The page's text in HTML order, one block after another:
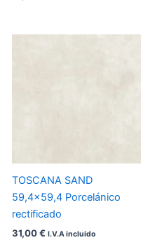
TOSCANA SAND
59,4×59,4 Porcelánico
rectificado
31,00€ I.V.A incluido